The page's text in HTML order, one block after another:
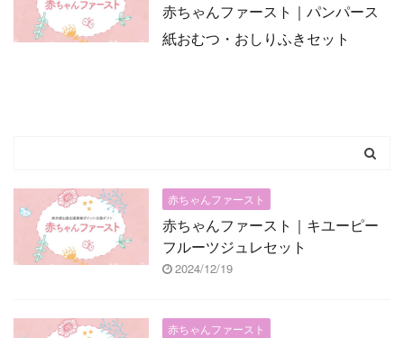
赤ちゃんファースト｜パンパース
紙おむつ・おしりふきセット
赤ちゃんファースト
赤ちゃんファースト｜キユーピー
フルーツジュレセット
2024/12/19
赤ちゃんファースト